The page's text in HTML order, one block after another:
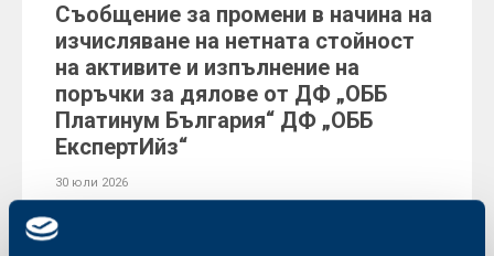
Съобщение за промени в начина на
изчисляване на нетната стойност
на активите и изпълнение на
поръчки за дялове от ДФ „ОББ
Платинум България“ ДФ „ОББ
ЕкспертИйз“
30 юли 2026